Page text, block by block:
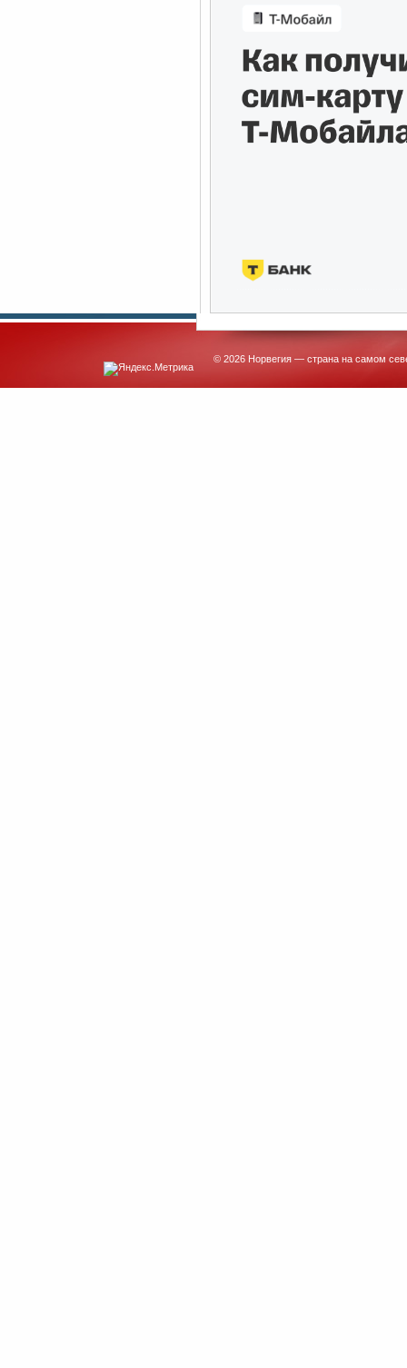
© 2026 Норвегия — страна на самом